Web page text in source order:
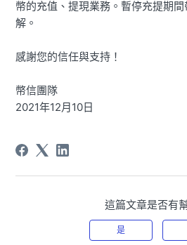
幣的充值、提現業務。暫停充提期
解。
感謝您的信任與支持！
幣信團隊
2021年12月10日
這篇文章是否有
是